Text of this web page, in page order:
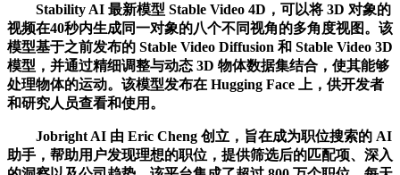
Stability AI 最新模型 Stable Video 4D，可以将 3D 对象的
视频在40秒内生成同一对象的八个不同视角的多角度视图。该
模型基于之前发布的 Stable Video Diffusion 和 Stable Video 3D
模型，并通过精细调整与动态 3D 物体数据集结合，使其能够
处理物体的运动。该模型发布在 Hugging Face 上，供开发者
和研究人员查看和使用。
Jobright AI 由 Eric Cheng 创立，旨在成为职位搜索的 AI
助手，帮助用户发现理想的职位，提供筛选后的匹配项、深入